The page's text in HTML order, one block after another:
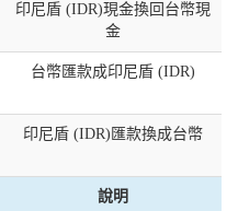
印尼盾 (IDR)現金換回台幣現
金
台幣匯款成印尼盾 (IDR)
印尼盾 (IDR)匯款換成台幣
說明